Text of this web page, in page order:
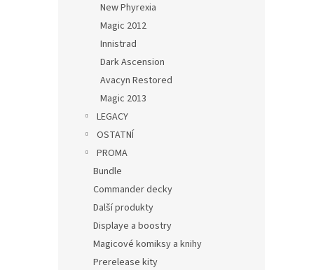
New Phyrexia
Magic 2012
Innistrad
Dark Ascension
Avacyn Restored
Magic 2013
LEGACY
OSTATNÍ
PROMA
Bundle
Commander decky
Další produkty
Displaye a boostry
Magicové komiksy a knihy
Prerelease kity